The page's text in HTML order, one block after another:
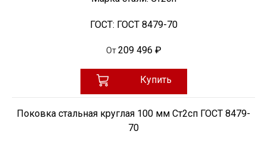
ГОСТ: ГОСТ 8479-70
От 209 496 ₽
Купить
Поковка стальная круглая 100 мм Ст2сп ГОСТ 8479-
70